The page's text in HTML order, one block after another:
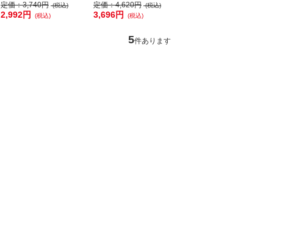
定価：3,740円 (税込)
2,992円 (税込)
定価：4,620円 (税込)
3,696円 (税込)
5件あります